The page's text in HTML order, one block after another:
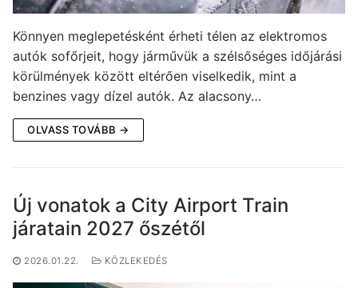
Könnyen meglepetésként érheti télen az elektromos
autók sofőrjeit, hogy járművük a szélsőséges időjárási
körülmények között eltérően viselkedik, mint a
benzines vagy dízel autók. Az alacsony…
OLVASS TOVÁBB →
Új vonatok a City Airport Train
járatain 2027 őszétől
2026.01.22. KÖZLEKEDÉS